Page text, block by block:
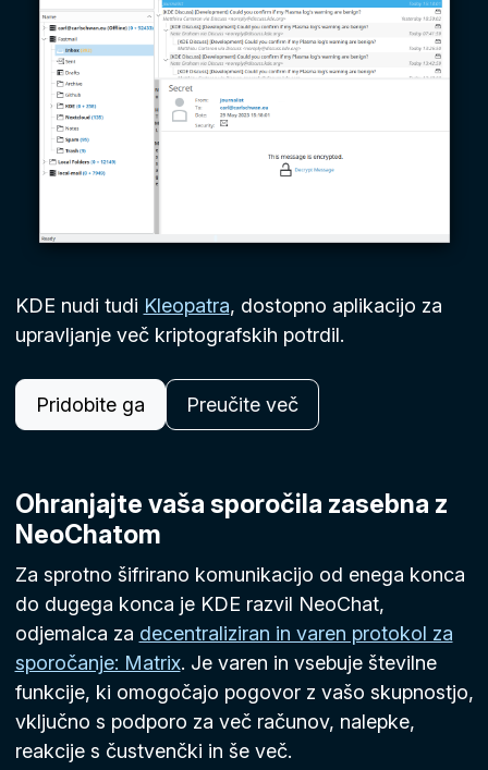
KDE nudi tudi Kleopatra, dostopno aplikacijo za
upravljanje več kriptografskih potrdil.
Pridobite ga Preučite več
Ohranjajte vaša sporočila zasebna z
NeoChatom
Za sprotno šifrirano komunikacijo od enega konca
do dugega konca je KDE razvil NeoChat,
odjemalca za decentraliziran in varen protokol za
sporočanje: Matrix. Je varen in vsebuje številne
funkcije, ki omogočajo pogovor z vašo skupnostjo,
vključno s podporo za več računov, nalepke,
reakcije s čustvenčki in še več.